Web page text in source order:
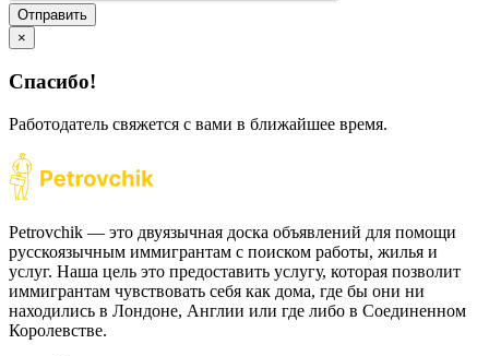
Отправить
×
Спасибо!
Работодатель свяжется с вами в ближайшее время.
Petrovchik — это двуязычная доска объявлений для помощи
русскоязычным иммигрантам с поиском работы, жилья и
услуг. Наша цель это предоставить услугу, которая позволит
иммигрантам чувствовать себя как дома, где бы они ни
находились в Лондоне, Англии или где либо в Соединенном
Королевстве.